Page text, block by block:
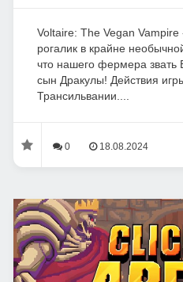
Voltaire: The Vegan
рогалик в крайне
что нашего фермера звать
сын Дракулы! Действия
Трансильвании....
0 18.08.2024